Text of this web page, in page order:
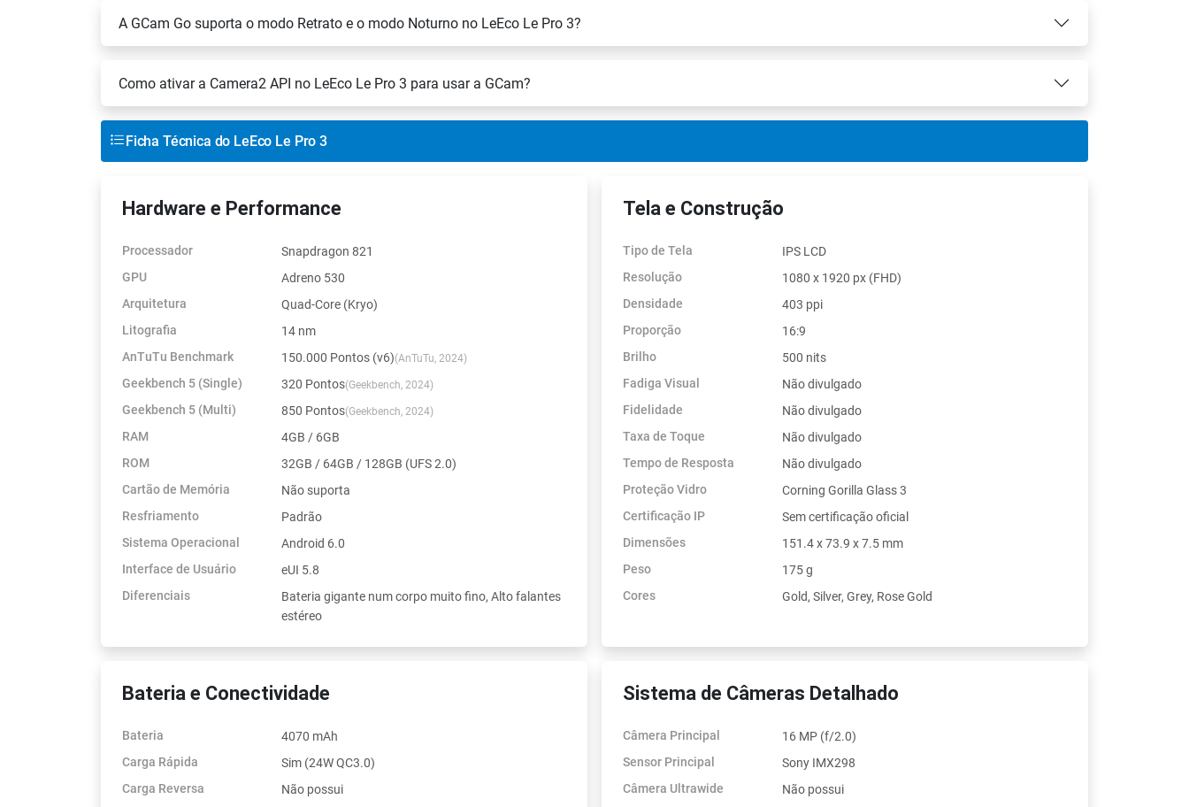
A GCam Go suporta o modo Retrato e o modo Noturno no LeEco Le Pro 3?
Como ativar a Camera2 API no LeEco Le Pro 3 para usar a GCam?
Ficha Técnica do LeEco Le Pro 3
Hardware e Performance
Processador
Snapdragon 821
GPU
Adreno 530
Arquitetura
Quad-Core (Kryo)
Litografia
14 nm
AnTuTu Benchmark
150.000 Pontos (v6)(AnTuTu, 2024)
Geekbench 5 (Single) 320 Pontos(Geekbench, 2024)
Geekbench 5 (Multi) 850 Pontos(Geekbench, 2024)
RAM
4GB / 6GB
ROM
32GB / 64GB / 128GB (UFS 2.0)
Cartão de Memória
Não suporta
Resfriamento
Padrão
Sistema Operacional
Android 6.0
Interface de Usuário
eUI 5.8
Diferenciais
Bateria gigante num corpo muito fino, Alto falantes
estéreo
Tela e Construção
Tipo de Tela
IPS LCD
Resolução
1080 x 1920 px (FHD)
Densidade
403 ppi
Proporção
16:9
Brilho
500 nits
Fadiga Visual
Não divulgado
Fidelidade
Não divulgado
Taxa de Toque
Não divulgado
Tempo de Resposta
Não divulgado
Proteção Vidro
Corning Gorilla Glass 3
Certificação IP
Sem certificação oficial
Dimensões
151.4 x 73.9 x 7.5 mm
Peso
175 g
Cores
Gold, Silver, Grey, Rose Gold
Bateria e Conectividade
Bateria
4070 mAh
Carga Rápida
Sim (24W QC3.0)
Carga Reversa
Não possui
Sistema de Câmeras Detalhado
Câmera Principal
16 MP (f/2.0)
Sensor Principal
Sony IMX298
Câmera Ultrawide
Não possui